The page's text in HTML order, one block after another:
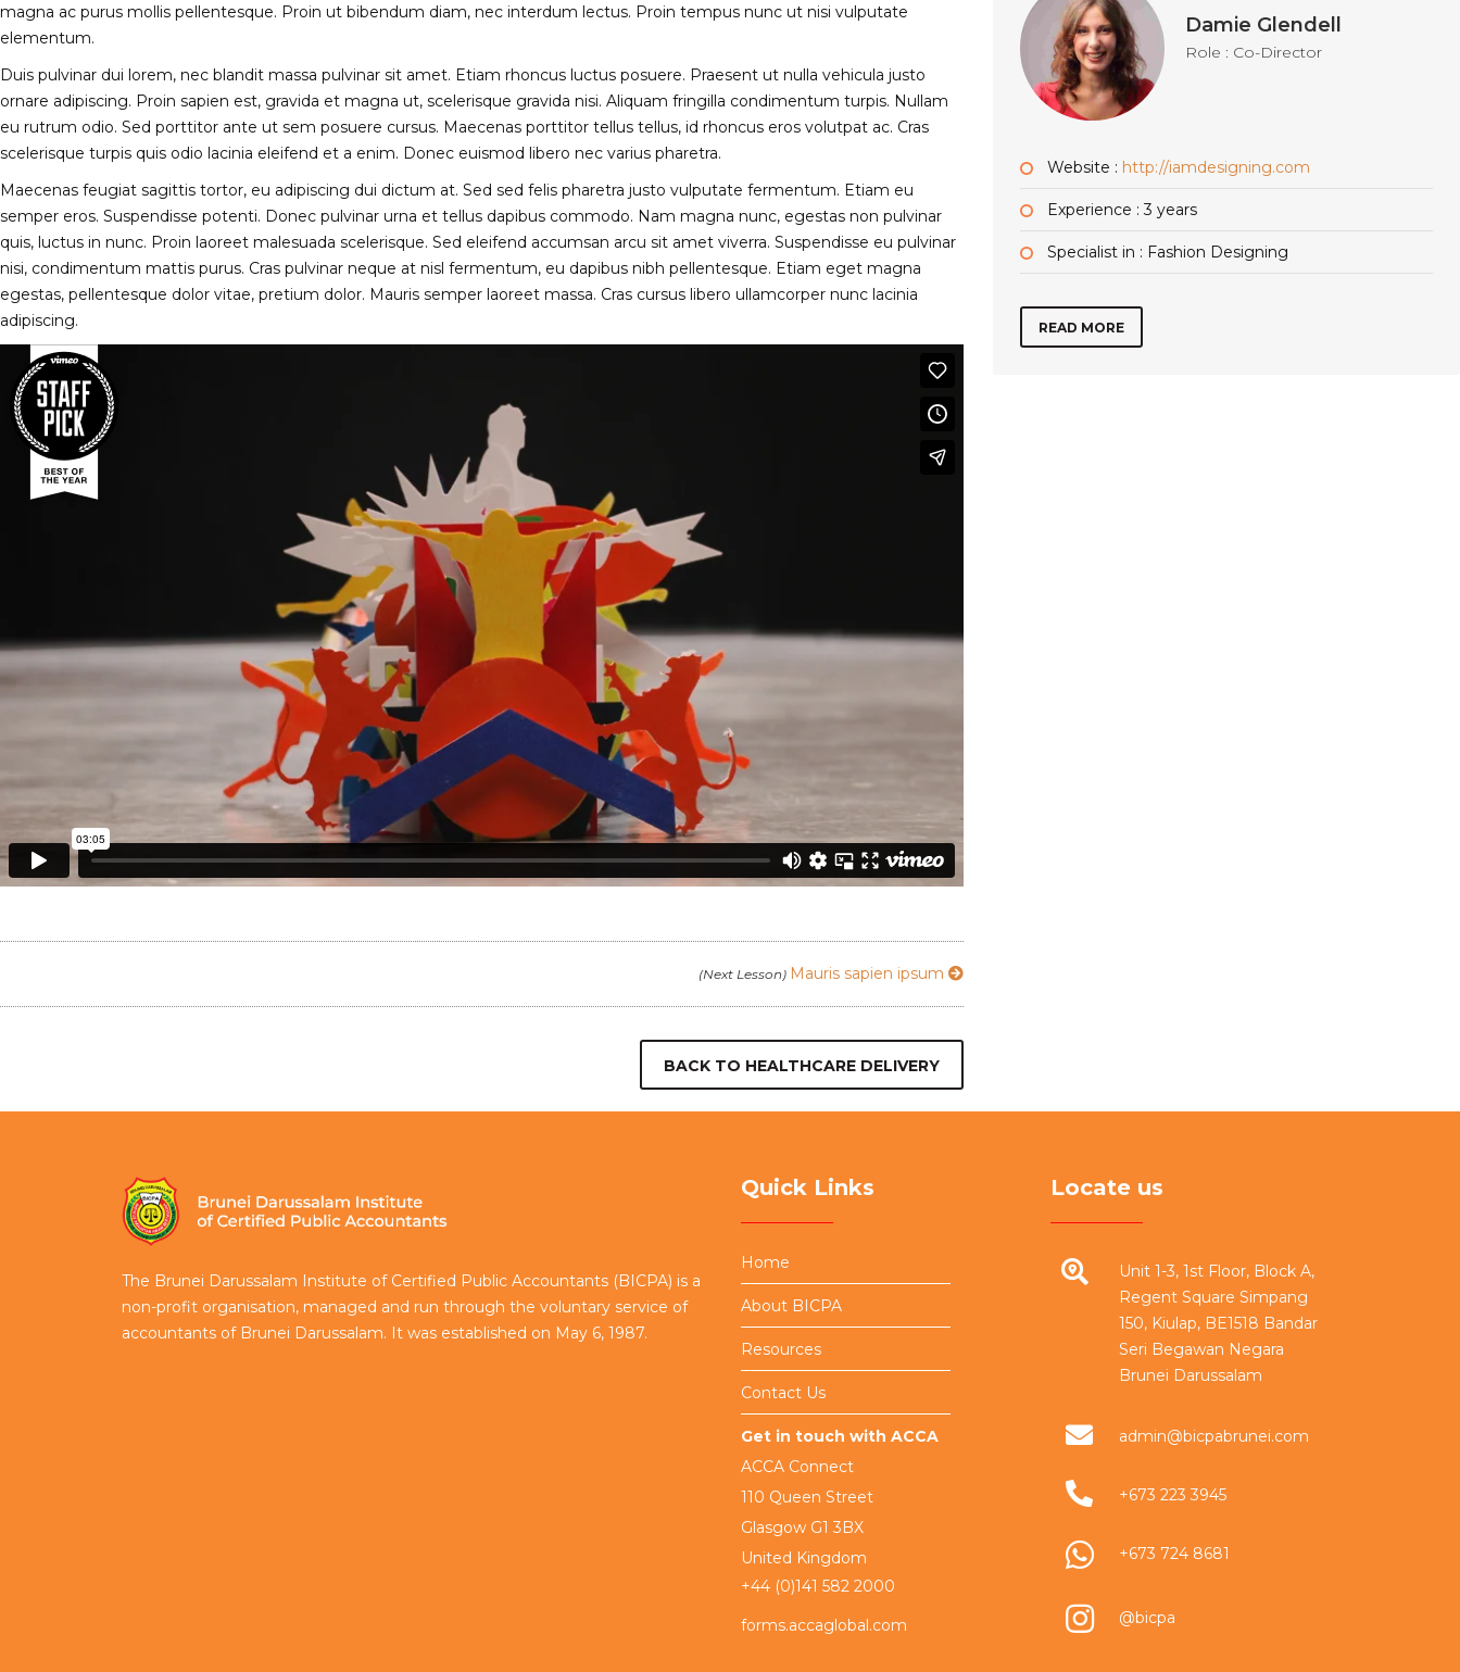
magna ac purus mollis pellentesque. Proin ut bibendum diam, nec interdum lectus. Proin tempus nunc ut nisi vulputate
elementum.
Duis pulvinar dui lorem, nec blandit massa pulvinar sit amet. Etiam rhoncus luctus posuere. Praesent ut nulla vehicula justo
ornare adipiscing. Proin sapien est, gravida et magna ut, scelerisque gravida nisi. Aliquam fringilla condimentum turpis. Nullam
eu rutrum odio. Sed porttitor ante ut sem posuere cursus. Maecenas porttitor tellus tellus, id rhoncus eros volutpat ac. Cras
scelerisque turpis quis odio lacinia eleifend et a enim. Donec euismod libero nec varius pharetra.
Maecenas feugiat sagittis tortor, eu adipiscing dui dictum at. Sed sed felis pharetra justo vulputate fermentum. Etiam eu
semper eros. Suspendisse potenti. Donec pulvinar urna et tellus dapibus commodo. Nam magna nunc, egestas non pulvinar
quis, luctus in nunc. Proin laoreet malesuada scelerisque. Sed eleifend accumsan arcu sit amet viverra. Suspendisse eu pulvinar
nisi, condimentum mattis purus. Cras pulvinar neque at nisl fermentum, eu dapibus nibh pellentesque. Etiam eget magna
egestas, pellentesque dolor vitae, pretium dolor. Mauris semper laoreet massa. Cras cursus libero ullamcorper nunc lacinia
adipiscing.
LESSON INTRO VIDEO
(Next Lesson) Mauris sapien ipsum
BACK TO HEALTHCARE DELIVERY
Damie Glendell
Role : Co-Director
Website : http://iamdesigning.com
Experience : 3 years
Specialist in : Fashion Designing
READ MORE
The Brunei Darussalam Institute of Certified Public Accountants (BICPA) is a
non-profit organisation, managed and run through the voluntary service of
accountants of Brunei Darussalam. It was established on May 6, 1987.
Quick Links
Home
About BICPA
Resources
Contact Us
Get in touch with ACCA
ACCA Connect
110 Queen Street
Glasgow G1 3BX
United Kingdom
+44 (0)141 582 2000
forms.accaglobal.com
Locate us
Unit 1-3, 1st Floor, Block A,
Regent Square Simpang
150, Kiulap, BE1518 Bandar
Seri Begawan Negara
Brunei Darussalam
admin@bicpabrunei.com
+673 223 3945
+673 724 8681
@bicpa